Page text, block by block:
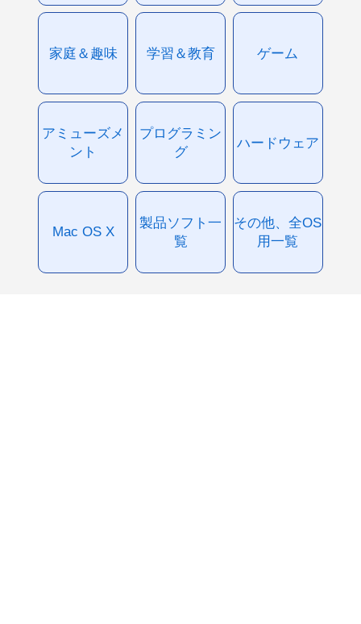
家庭＆趣味 学習＆教育 ゲーム
アミューズメ
ント
プログラミン
グ
ハードウェア
Mac OS X
製品ソフト一
覧
その他、全OS
用一覧